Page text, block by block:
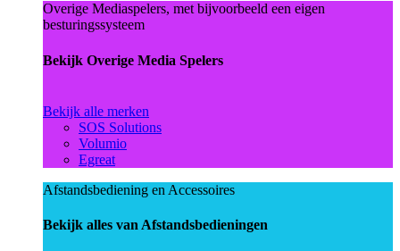
Overige Mediaspelers, met bijvoorbeeld een eigen
besturingssysteem
Bekijk Overige Media Spelers
Bekijk alle merken
SOS Solutions
Volumio
Egreat
Afstandsbediening en Accessoires
Bekijk alles van Afstandsbedieningen